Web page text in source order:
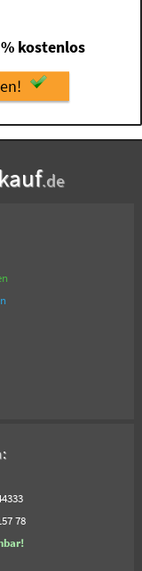
kostenlos
.de
78